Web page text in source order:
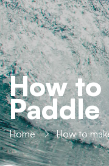
How to
Paddle
Home How to